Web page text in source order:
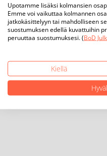
Upotamme lisäksi kolmansien
Emme voi vaikuttaa kolmannen
jatkokäsittelyyn tai mahdolliseen
suostumuksen edellä kuvattuihin
peruuttaa suostumuksesi. (BoD
Kiellä